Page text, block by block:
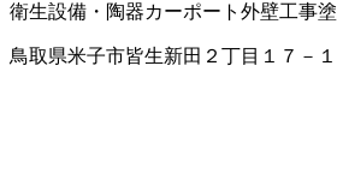
衛生設備・陶器カーポート 外壁工事
鳥取県米子市皆生新田２丁目１７－１